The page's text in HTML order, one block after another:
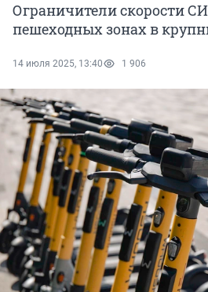
Ограничители скорости
пешеходных зонах в
14 июля 2025, 13:40 1 906